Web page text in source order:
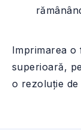
Imprimarea o
superioară,
o rezoluție de